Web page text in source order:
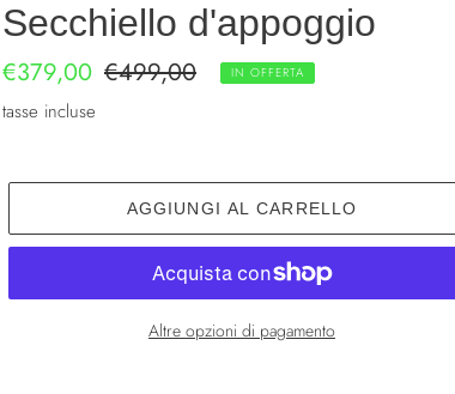
Secchiello d'appoggio
Prezzo
scontato
€379,00 Prezzo
€499,00 IN OFFERTA
tasse incluse
AGGIUNGI AL CARRELLO
Altre opzioni di pagamento